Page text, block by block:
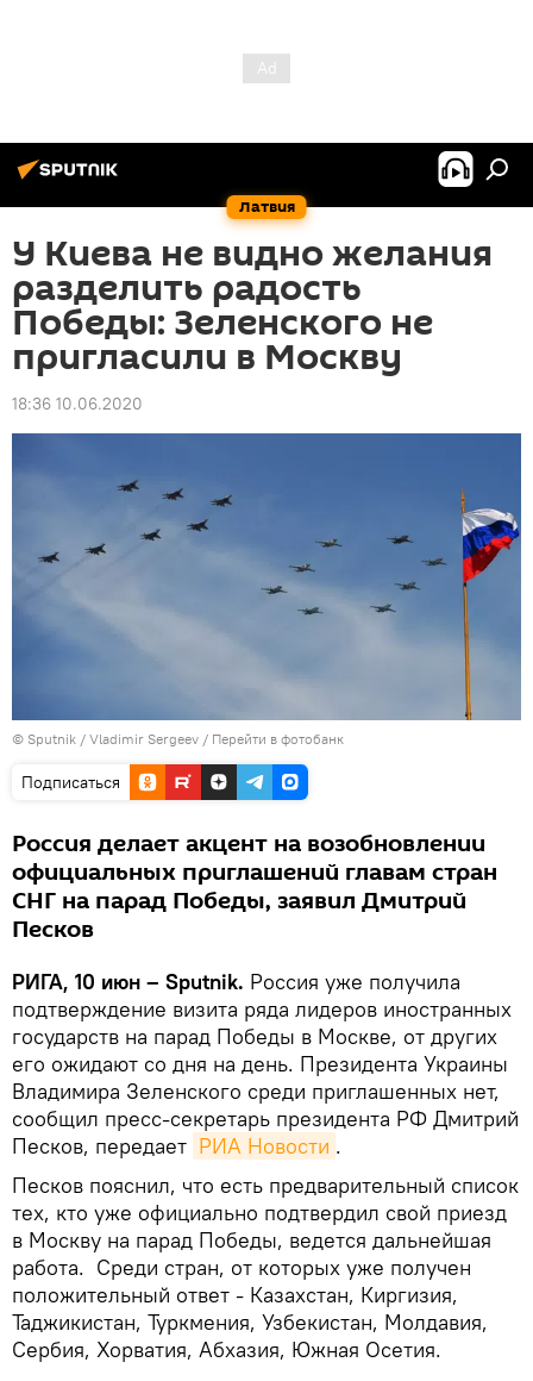
Латвия
У Киева не видно желания
разделить радость
Победы: Зеленского не
пригласили в Москву
18:36 10.06.2020
© Sputnik / Vladimir Sergeev / Перейти в фотобанк
Подписаться
Россия делает акцент на возобновлении
официальных приглашений главам стран
СНГ на парад Победы, заявил Дмитрий
Песков
РИГА, 10 июн – Sputnik. Россия уже получила
подтверждение визита ряда лидеров иностранных
государств на парад Победы в Москве, от других
его ожидают со дня на день. Президента Украины
Владимира Зеленского среди приглашенных нет,
сообщил пресс-секретарь президента РФ Дмитрий
Песков, передает РИА Новости .
Песков пояснил, что есть предварительный список
тех, кто уже официально подтвердил свой приезд
в Москву на парад Победы, ведется дальнейшая
работа. Среди стран, от которых уже получен
положительный ответ - Казахстан, Киргизия,
Таджикистан, Туркмения, Узбекистан, Молдавия,
Сербия, Хорватия, Абхазия, Южная Осетия.